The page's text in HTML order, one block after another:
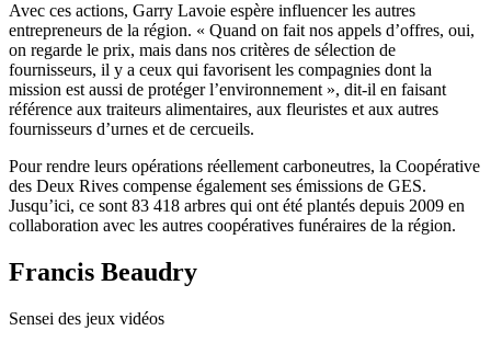
Avec ces actions, Garry Lavoie espère influencer les autres
entrepreneurs de la région. « Quand on fait nos appels d’offres, oui,
on regarde le prix, mais dans nos critères de sélection de
fournisseurs, il y a ceux qui favorisent les compagnies dont la
mission est aussi de protéger l’environnement », dit-il en faisant
référence aux traiteurs alimentaires, aux fleuristes et aux autres
fournisseurs d’urnes et de cercueils.
Pour rendre leurs opérations réellement carboneutres, la Coopérative
des Deux Rives compense également ses émissions de GES.
Jusqu’ici, ce sont 83 418 arbres qui ont été plantés depuis 2009 en
collaboration avec les autres coopératives funéraires de la région.
Francis Beaudry
Sensei des jeux vidéos